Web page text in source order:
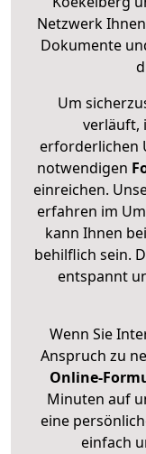
Netzwerk
Dokumente
Um
verläuft,
erforderlichen
notwendigen
einreichen.
erfahren im
kann Ihnen
behilflich sein.
entspannt
Wenn Sie
Anspruch zu
Online-
Minuten auf
eine
einfach